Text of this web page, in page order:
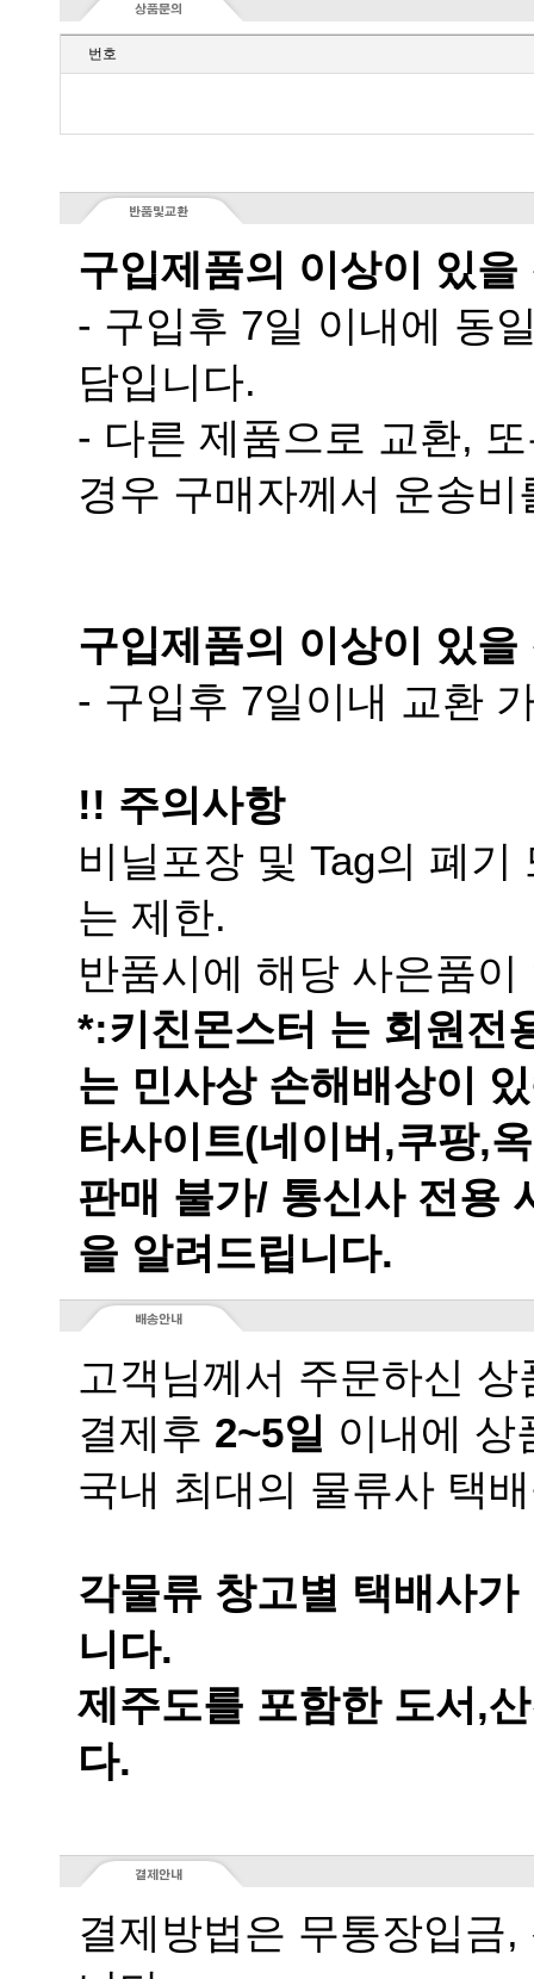
번호
구입제품의 이상이 있을
담입니다.
경우 구매자께서 운송
구입제품의 이상이 있
- 구입후 7일이내 교환
!! 주의사항
는 제한.
반품시에 해당 사은품
는 민사상 손해배상이
을 알려드립니다.
고객님께서 주문하신
결제후 2~5일 이내에 상
국내 최대의 물류사 택
니다.
다.